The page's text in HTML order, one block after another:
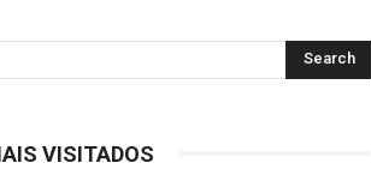
VISITADOS